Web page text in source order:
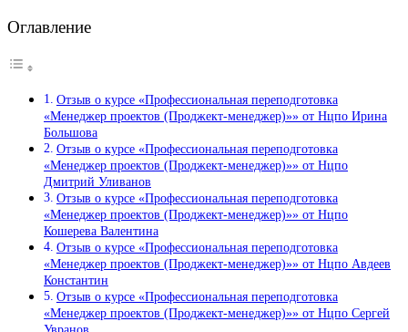
Оглавление
Отзыв о курсе «Профессиональная переподготовка
«Менеджер проектов (Проджект-менеджер)»» от Нцпо Ирина
Большова
Отзыв о курсе «Профессиональная переподготовка
«Менеджер проектов (Проджект-менеджер)»» от Нцпо
Дмитрий Уливанов
Отзыв о курсе «Профессиональная переподготовка
«Менеджер проектов (Проджект-менеджер)»» от Нцпо
Кошерева Валентина
Отзыв о курсе «Профессиональная переподготовка
«Менеджер проектов (Проджект-менеджер)»» от Нцпо Авдеев
Константин
Отзыв о курсе «Профессиональная переподготовка
«Менеджер проектов (Проджект-менеджер)»» от Нцпо Сергей